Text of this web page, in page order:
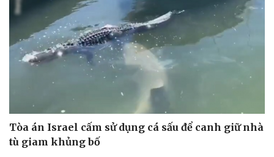
Tòa án Israel cấm sử dụng cá sấu để canh giữ nhà
tù giam khủng bố